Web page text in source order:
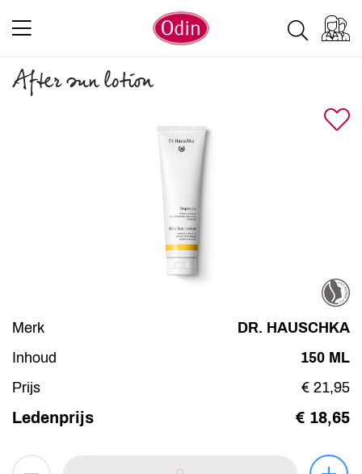
After sun lotion
Merk
DR. HAUSCHKA
Inhoud
150 ML
Prijs
€ 21,95
Ledenprijs € 18,65